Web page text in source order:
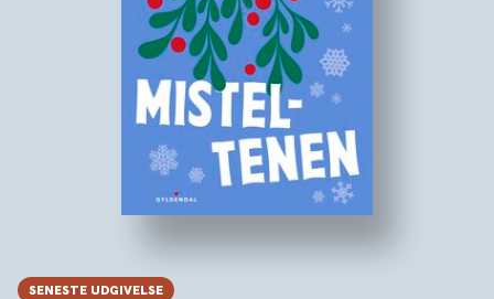
SENESTE UDGIVELSE